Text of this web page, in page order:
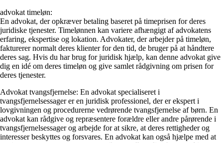
advokat timeløn:
En advokat, der opkræver betaling baseret på timeprisen for deres
juridiske tjenester. Timelønnen kan variere afhængigt af advokatens
erfaring, ekspertise og lokation. Advokater, der arbejder på timeløn,
fakturerer normalt deres klienter for den tid, de bruger på at håndtere
deres sag. Hvis du har brug for juridisk hjælp, kan denne advokat give
dig en idé om deres timeløn og give samlet rådgivning om prisen for
deres tjenester.
Advokat tvangsfjernelse: En advokat specialiseret i
tvangsfjernelsessager er en juridisk professionel, der er ekspert i
lovgivningen og procedurerne vedrørende tvangsfjernelse af børn. En
advokat kan rådgive og repræsentere forældre eller andre pårørende i
tvangsfjernelsessager og arbejde for at sikre, at deres rettigheder og
interesser beskyttes og forsvares. En advokat kan også hjælpe med at